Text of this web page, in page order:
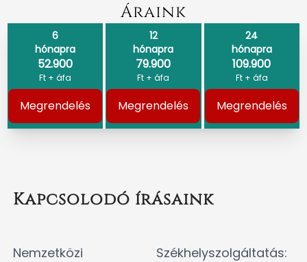
Áraink
6
hónapra
52.900
Ft + áfa
Megrendelés
12
hónapra
79.900
Ft + áfa
Megrendelés
24
hónapra
109.900
Ft + áfa
Megrendelés
Kapcsolodó írásaink
Nemzetközi
Székhelyszolgáltatás: